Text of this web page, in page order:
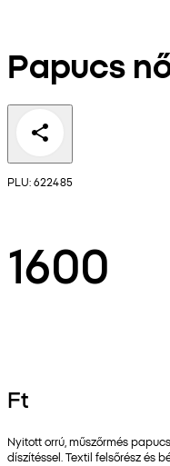
Papucs
PLU: 622485
1600
Ft
Nyitott orrú, műszőrmés
díszítéssel. Textil felsőrész és